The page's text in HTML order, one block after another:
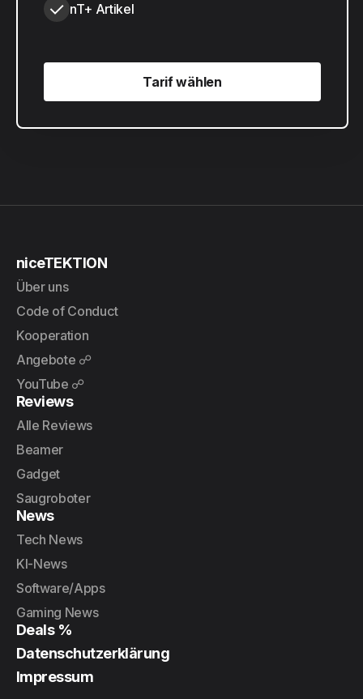
nT+ Artikel
Tarif wählen
Tarif wählen
niceTEKTION
Über uns
Code of Conduct
Kooperation
Angebote ☍
YouTube ☍
Reviews
Alle Reviews
Beamer
Gadget
Saugroboter
News
Tech News
KI-News
Software/Apps
Gaming News
Deals %
Datenschutzerklärung
Impressum